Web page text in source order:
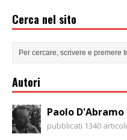
Cerca nel sito
Autori
Paolo D'Abramo
pubblicati 1340 articoli